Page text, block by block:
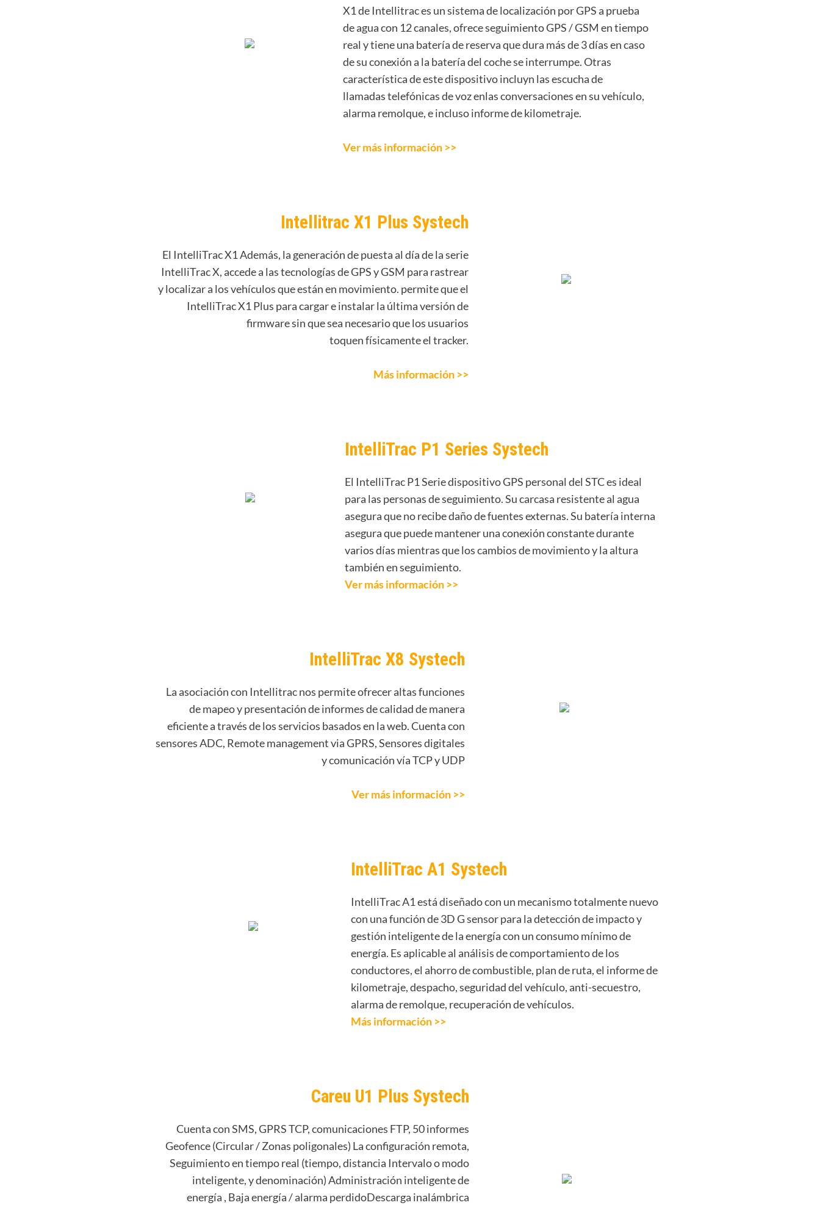
X1 de Intellitrac es un sistema de localización por GPS a prueba
de agua con 12 canales, ofrece seguimiento GPS / GSM en tiempo
real y tiene una batería de reserva que dura más de 3 días en caso
de su conexión a la batería del coche se interrumpe. Otras
característica de este dispositivo incluyn las escucha de
llamadas telefónicas de voz enlas conversaciones en su vehículo,
alarma remolque, e incluso informe de kilometraje.
Ver más información >>
Intellitrac X1 Plus Systech
El IntelliTrac X1 Además, la generación de puesta al día de la serie
IntelliTrac X, accede a las tecnologías de GPS y GSM para rastrear
y localizar a los vehículos que están en movimiento. permite que el
IntelliTrac X1 Plus para cargar e instalar la última versión de
firmware sin que sea necesario que los usuarios
toquen físicamente el tracker.
Más información >>
IntelliTrac P1 Series Systech
El IntelliTrac P1 Serie dispositivo GPS personal del STC es ideal
para las personas de seguimiento. Su carcasa resistente al agua
asegura que no recibe daño de fuentes externas. Su batería interna
asegura que puede mantener una conexión constante durante
varios días mientras que los cambios de movimiento y la altura
también en seguimiento.
Ver más información >>
IntelliTrac X8 Systech
La asociación con Intellitrac nos permite ofrecer altas funciones
de mapeo y presentación de informes de calidad de manera
eficiente a través de los servicios basados en la web. Cuenta con
sensores ADC, Remote management via GPRS, Sensores digitales
y comunicación vía TCP y UDP
Ver más información >>
IntelliTrac A1 Systech
IntelliTrac A1 está diseñado con un mecanismo totalmente nuevo
con una función de 3D G sensor para la detección de impacto y
gestión inteligente de la energía con un consumo mínimo de
energía. Es aplicable al análisis de comportamiento de los
conductores, el ahorro de combustible, plan de ruta, el informe de
kilometraje, despacho, seguridad del vehículo, anti-secuestro,
alarma de remolque, recuperación de vehículos.
Más información >>
Careu U1 Plus Systech
Cuenta con SMS, GPRS TCP, comunicaciones FTP, 50 informes
Geofence (Circular / Zonas poligonales) La configuración remota,
Seguimiento en tiempo real (tiempo, distancia Intervalo o modo
inteligente, y denominación) Administración inteligente de
energía , Baja energía / alarma perdidoDescarga inalámbrica